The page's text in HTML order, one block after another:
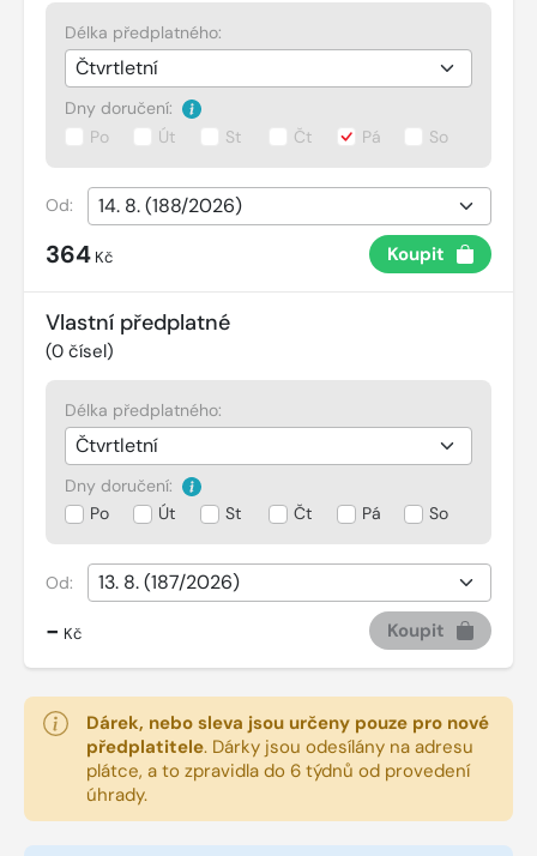
Délka předplatného:
Dny doručení:
Po
Út St Čt Pá So
Od:
364 Kč Koupit
Vlastní předplatné
(0 čísel)
Délka předplatného:
Dny doručení:
Po
Út St Čt Pá So
Od:
- Kč Koupit
Dárek, nebo sleva jsou určeny pouze pro nové
předplatitele. Dárky jsou odesílány na adresu
plátce, a to zpravidla do 6 týdnů od provedení
úhrady.